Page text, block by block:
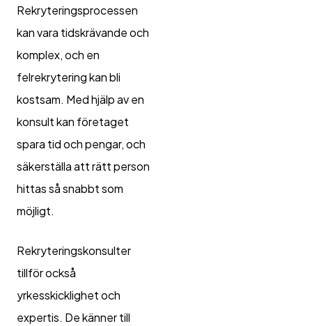
Rekryteringsprocessen
kan vara tidskrävande och
komplex, och en
felrekrytering kan bli
kostsam. Med hjälp av en
konsult kan företaget
spara tid och pengar, och
säkerställa att rätt person
hittas så snabbt som
möjligt.
Rekryteringskonsulter
tillför också
yrkesskicklighet och
expertis. De känner till